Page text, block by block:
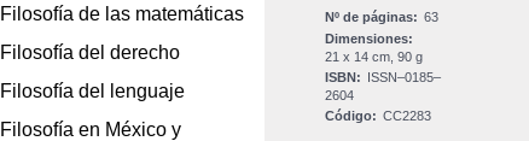
Nº de páginas: 63
Dimensiones:
21 x 14 cm, 90 g
ISBN: ISSN–0185–
2604
Código: CC2283
Filosofía de las matemáticas
Filosofía del derecho
Filosofía del lenguaje
Filosofía en México y